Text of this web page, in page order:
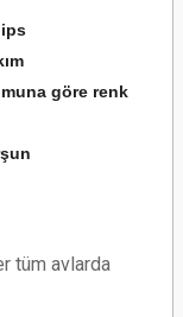
göre renk
tüm avlarda